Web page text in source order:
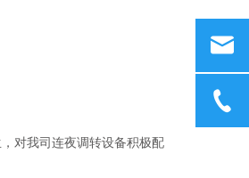
对我司连夜调转设备积极配